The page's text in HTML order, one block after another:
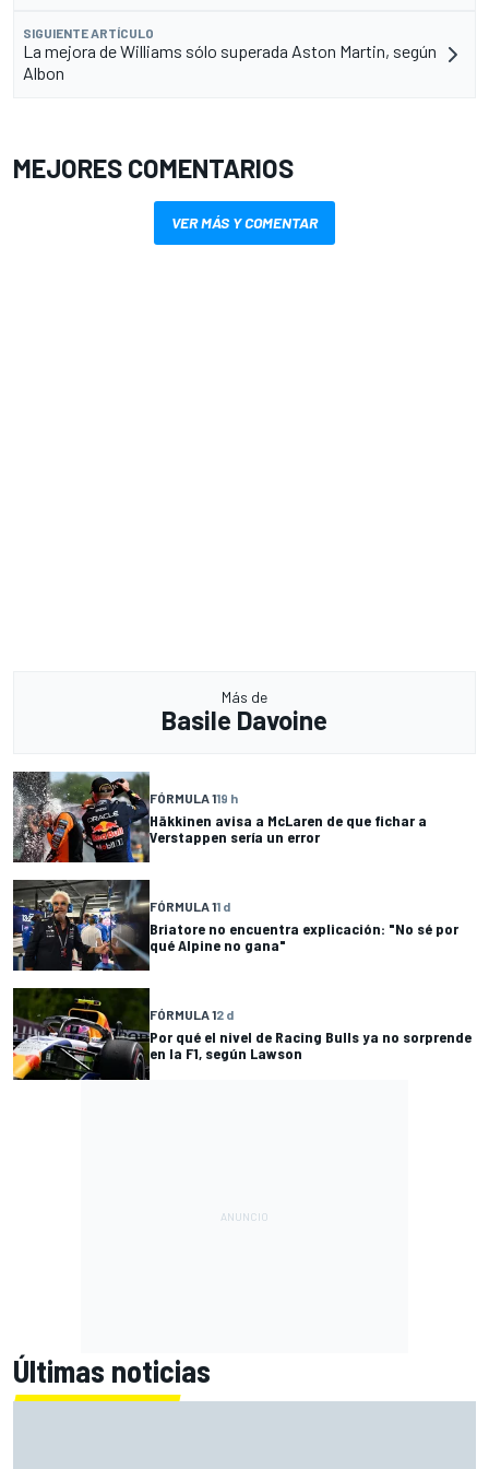
SIGUIENTE ARTÍCULO
La mejora de Williams sólo superada Aston Martin, según
Albon
MEJORES COMENTARIOS
VER MÁS Y COMENTAR
Más de
Basile Davoine
FÓRMULA 119 h
Häkkinen avisa a McLaren de que fichar a
Verstappen sería un error
FÓRMULA 11 d
Briatore no encuentra explicación: "No sé por
qué Alpine no gana"
FÓRMULA 12 d
Por qué el nivel de Racing Bulls ya no sorprende
en la F1, según Lawson
Últimas noticias